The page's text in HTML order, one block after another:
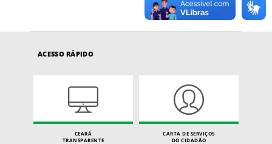
ACESSO RÁPIDO
CEARÁ
TRANSPARENTE
CARTA DE SERVIÇOS
DO CIDADÃO